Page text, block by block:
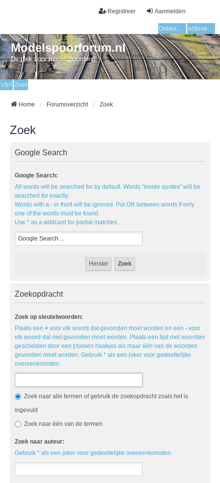
Aanmelden
Registreer
Onbeantwoorde onderwerpen Actieve onderwerpen
Modelspoorforum.nl
De plek voor modelspoorders!
V&A Zoek
Home Forumoverzicht Zoek
Zoek
Google Search
Google Search:
All words will be searched for by default. Words “inside quotes” will be
searched for exactly.
Words with a - in front will be ignored. Put OR between words if only
one of the words must be found.
Use * as a wildcard for partial matches.
Zoekopdracht
Zoek op sleutelwoorden:
Plaats een + voor elk woord dat gevonden moet worden en een - voor
elk woord dat niet gevonden moet worden. Plaats een lijst met woorden
gescheiden door een | tussen haakjes als maar één van de woorden
gevonden moet worden. Gebruik * als een joker voor gedeeltelijke
overeenkomsten.
Zoek naar alle termen of gebruik de zoekopdracht zoals het is
ingevuld
Zoek naar één van de termen
Zoek naar auteur:
Gebruik * als een joker voor gedeeltelijke overeenkomsten.